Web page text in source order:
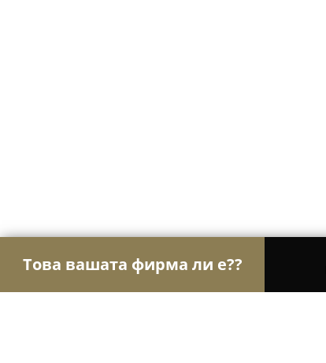
Това вашата фирма ли е??